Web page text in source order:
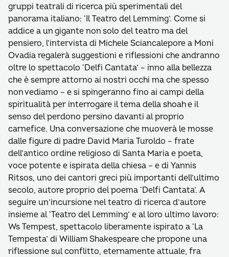
gruppi teatrali di ricerca più sperimentali del
panorama italiano: ‘Il Teatro del Lemming’. Come si
addice a un gigante non solo del teatro ma del
pensiero, l’intervista di Michele Sciancalepore a Moni
Ovadia regalerà suggestioni e riflessioni che andranno
oltre lo spettacolo ‘Delfi Cantata’ – inno alla bellezza
che è sempre attorno ai nostri occhi ma che spesso
non vediamo – e si spingeranno fino ai campi della
spiritualità per interrogare il tema della shoah e il
senso del perdono persino davanti al proprio
carnefice. Una conversazione che muoverà le mosse
dalle figure di padre David Maria Turoldo – frate
dell’antico ordine religioso di Santa Maria e poeta,
voce potente e ispirata della chiesa – e di Yannis
Ritsos, uno dei cantori greci più importanti dell’ultimo
secolo, autore proprio del poema ‘Delfi Cantata’. A
seguire un’incursione nel teatro di ricerca d’autore
insieme al ‘Teatro del Lemming’ e al loro ultimo lavoro:
Ws Tempest, spettacolo liberamente ispirato a ‘La
Tempesta’ di William Shakespeare che propone una
riflessione sul conflitto, eternamente attuale, fra